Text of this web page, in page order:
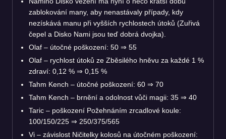
zablokování many, aby nenastávaly případy, kdy
nezískává manu při vyšších rychlostech útoků (Zuřivá
čepel a Disko Nami jsou teď dobrá dvojka).
Olaf – útočné poškození: 50 ⇒ 55
Olaf – rychlost útoků ze Zběsilého hněvu za každé 1 %
zdraví: 0,12 % ⇒ 0,15 %
Tahm Kench – útočné poškození: 60 ⇒ 70
Tahm Kench – brnění a odolnost vůči magii: 35 ⇒ 40
Taric – poškození Požehnáním zrcadlové koule:
100/150/225 ⇒ 250/375/565
Vi – závislost Ničitelky kolosů na útočném poškození: